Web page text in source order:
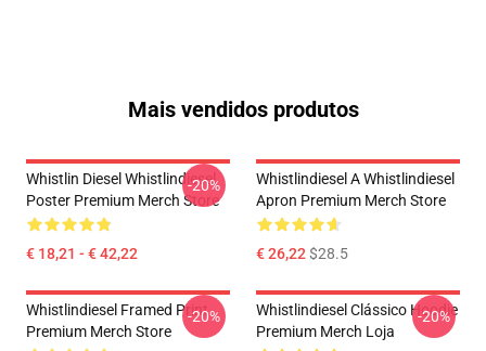
Mais vendidos produtos
Whistlin Diesel Whistlindiesel
Poster Premium Merch Store
€ 18,21 - € 42,22
-20%
Whistlindiesel A Whistlindiesel
Apron Premium Merch Store
€ 26,22$28.5
Whistlindiesel Framed Print
Premium Merch Store
-20%
Whistlindiesel Clássico Hoodie
Premium Merch Loja
-20%